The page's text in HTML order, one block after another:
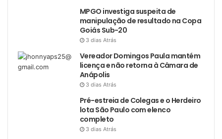
MPGO investiga suspeita de
manipulação de resultado na Copa
Goiás Sub-20
3 dias Atrás
Vereador Domingos Paula mantém
licença e não retorna à Câmara de
Anápolis
3 dias Atrás
Pré-estreia de Colegas e o Herdeiro
lota São Paulo com elenco
completo
3 dias Atrás